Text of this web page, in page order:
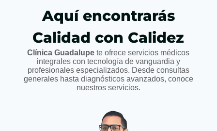
Aquí encontrarás
Calidad con Calidez
Clínica Guadalupete ofrece servicios médicos
integrales con tecnología de vanguardia y
profesionales especializados. Desde consultas
generales hasta diagnósticos avanzados, conoce
nuestros servicios.